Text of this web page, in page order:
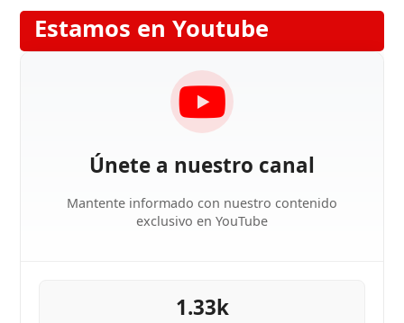
Estamos en Youtube
Únete a nuestro canal
Mantente informado con nuestro contenido
exclusivo en YouTube
1.33k